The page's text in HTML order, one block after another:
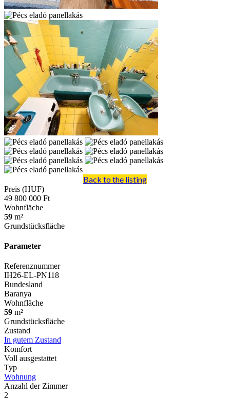
Back to the listing
Preis (HUF)
49 800 000 Ft
Wohnfläche
59 m²
Grundstücksfläche
Parameter
Referenznummer
IH26-EL-PN118
Bundesland
Baranya
Wohnfläche
59 m²
Grundstücksfläche
Zustand
In gutem Zustand
Komfort
Voll ausgestattet
Typ
Wohnung
Anzahl der Zimmer
2